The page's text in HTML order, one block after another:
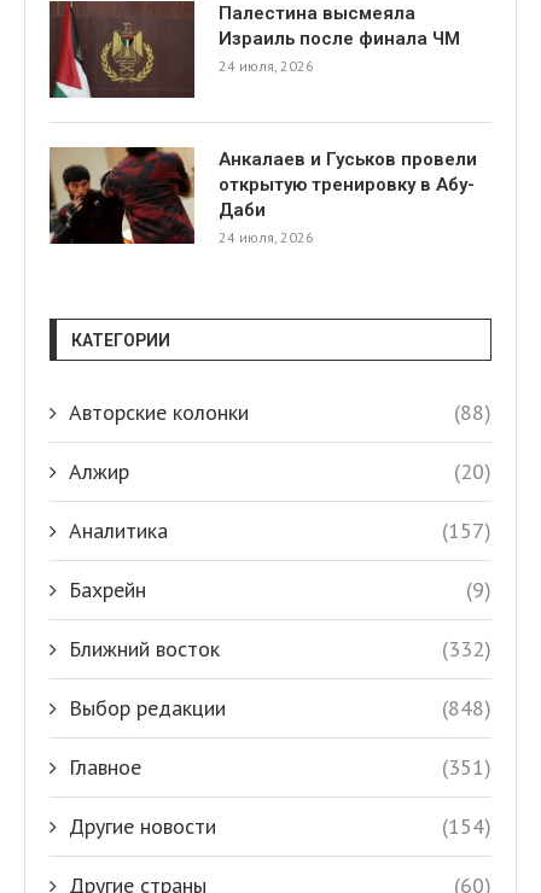
Палестина высмеяла
Израиль после финала ЧМ
24 июля, 2026
Анкалаев и Гуськов провели
открытую тренировку в Абу-
Даби
24 июля, 2026
КАТЕГОРИИ
Авторские колонки (88)
Алжир (20)
Аналитика (157)
Бахрейн (9)
Ближний восток (332)
Выбор редакции (848)
Главное (351)
Другие новости (154)
Другие страны (60)